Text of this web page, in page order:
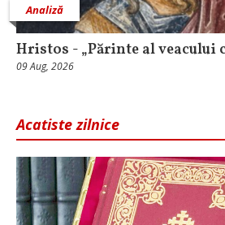
Analiză
Hristos - „Părinte al veacului
09 Aug, 2026
Acatiste zilnice